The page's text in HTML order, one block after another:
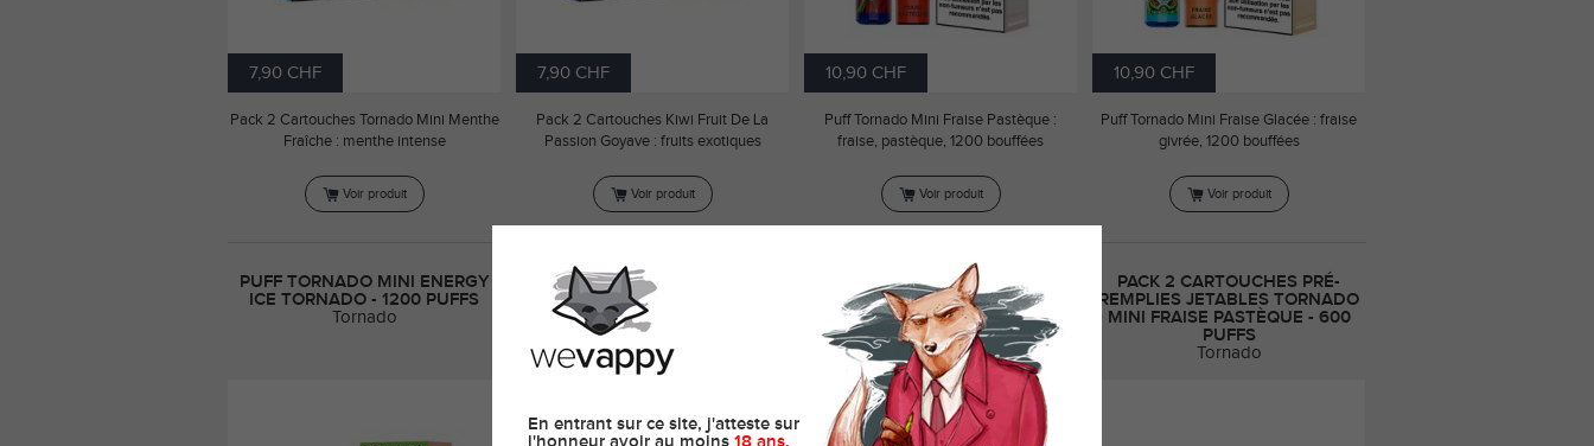
En entrant sur ce site, j'atteste sur
l'honneur avoir au moins 18 ans.
7,90 CHF
Pack 2 Cartouches Tornado Mini Menthe
Fraîche : menthe intense
Voir produit
7,90 CHF
Pack 2 Cartouches Kiwi Fruit De La
Passion Goyave : fruits exotiques
Voir produit
10,90 CHF
Puff Tornado Mini Fraise Pastèque :
fraise, pastèque, 1200 bouffées
Voir produit
10,90 CHF
Puff Tornado Mini Fraise Glacée : fraise
givrée, 1200 bouffées
Voir produit
PUFF TORNADO MINI ENERGY
ICE TORNADO - 1200 PUFFS
Tornado
PUFF TORNADO MINI BARBE À
PAPA TORNADO - 1200 PUFFS
Tornado
PACK 2 CARTOUCHES PRÉ-
REMPLIES JETABLES TORNADO
MINI FRUITS DES BOIS - 600
PUFFS
Tornado
PACK 2 CARTOUCHES PRÉ-
REMPLIES JETABLES TORNADO
MINI FRAISE PASTÈQUE - 600
PUFFS
Tornado